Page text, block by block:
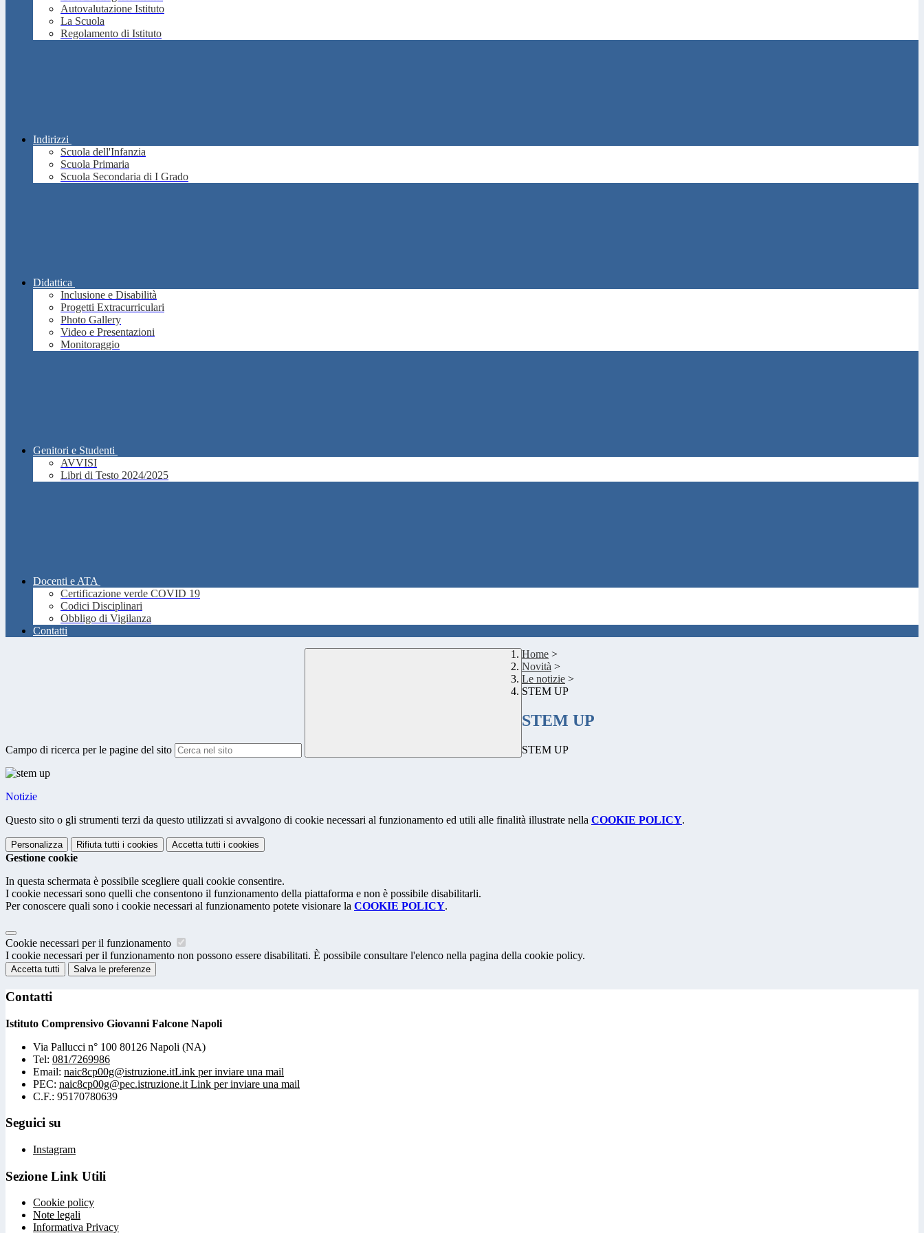
Autovalutazione Istituto
La Scuola
Regolamento di Istituto
Indirizzi
Scuola dell'Infanzia
Scuola Primaria
Scuola Secondaria di I Grado
Didattica
Inclusione e Disabilità
Progetti Extracurriculari
Photo Gallery
Video e Presentazioni
Monitoraggio
Genitori e Studenti
AVVISI
Libri di Testo 2024/2025
Docenti e ATA
Certificazione verde COVID 19
Codici Disciplinari
Obbligo di Vigilanza
Contatti
Campo di ricerca per le pagine del sito
Home >
Novità >
Le notizie >
STEM UP
STEM UP
STEM UP
Notizie
Questo sito o gli strumenti terzi da questo utilizzati si avvalgono di cookie necessari al funzionamento ed utili alle finalità illustrate nella COOKIE POLICY.
Personalizza Rifiuta tutti i cookies Accetta tutti i cookies
Gestione cookie
In questa schermata è possibile scegliere quali cookie consentire.
I cookie necessari sono quelli che consentono il funzionamento della piattaforma e non è possibile disabilitarli.
Per conoscere quali sono i cookie necessari al funzionamento potete visionare la COOKIE POLICY.
Cookie necessari per il funzionamento
I cookie necessari per il funzionamento non possono essere disabilitati. È possibile consultare l'elenco nella pagina della cookie policy.
Accetta tutti Salva le preferenze
Contatti
Istituto Comprensivo Giovanni Falcone Napoli
Via Pallucci n° 100 80126 Napoli (NA)
Tel: 081/7269986
Email: naic8cp00g@istruzione.itLink per inviare una mail
PEC: naic8cp00g@pec.istruzione.it Link per inviare una mail
C.F.: 95170780639
Seguici su
Instagram
Sezione Link Utili
Cookie policy
Note legali
Informativa Privacy